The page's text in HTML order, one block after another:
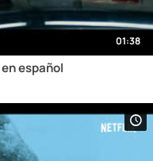
01:38
español